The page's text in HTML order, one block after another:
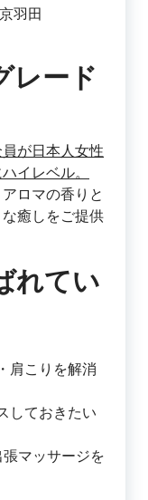
羽田
レード
が日本人女性
イレベル。
ロマの香りと
癒しをご提供
れてい
肩こりを解消
しておきたい
マッサージを